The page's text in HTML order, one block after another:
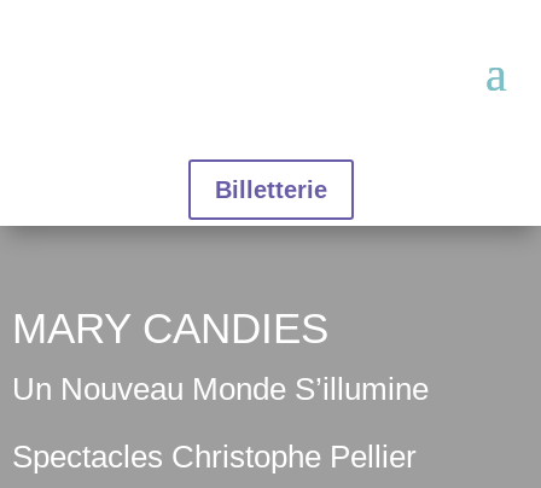
Billetterie
MARY CANDIES
Un Nouveau Monde S’illumine
Spectacles Christophe Pellier